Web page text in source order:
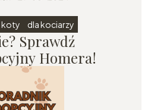
koty dla kociarzy
Sprawdź
Homera!